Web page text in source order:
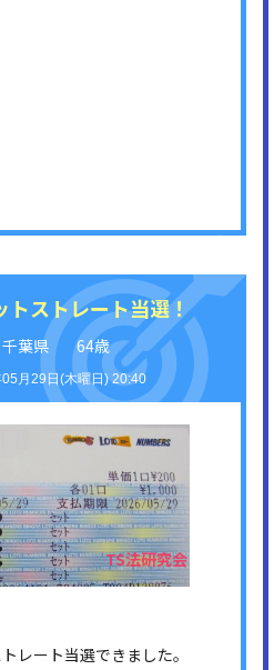
トストレート当選！
千葉県 64歳
月29日(木曜日) 20:40
レート当選できました。